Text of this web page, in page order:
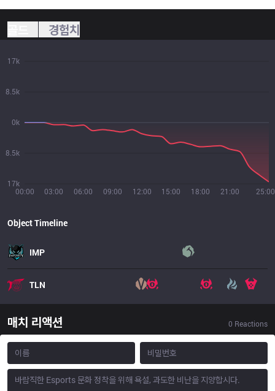
경험치
00:00 03:00 06:00 09:00 12:00 15:00 18:00 21:00 25:00
17k
8.5k
0k
8.5k
17k
Object Timeline
IMP
TLN
매치 리액션 0 Reactions